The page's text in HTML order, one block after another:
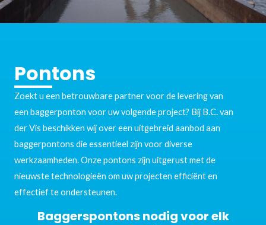
Pontons
Zoekt u een betrouwbare partner voor de levering van
een baggerponton voor uw volgende project? Bij B.C. van
der Vis beschikken wij over een uitgebreid aanbod aan
baggerpontons die essentieel zijn voor diverse
werkzaamheden. Onze pontons zijn uitgerust met de
nieuwste technologieën om uw projecten efficiënt en
effectief te ondersteunen.
Baggerspontons nodig voor elk